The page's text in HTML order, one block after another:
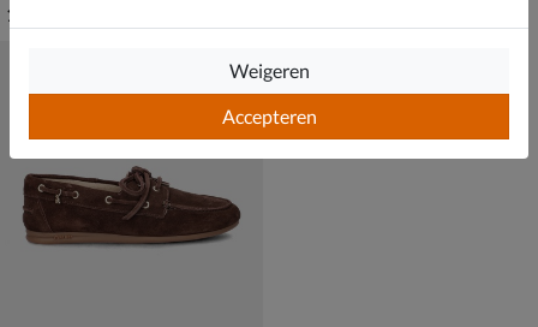
€ 129,99
129
Accepteren
Weigeren